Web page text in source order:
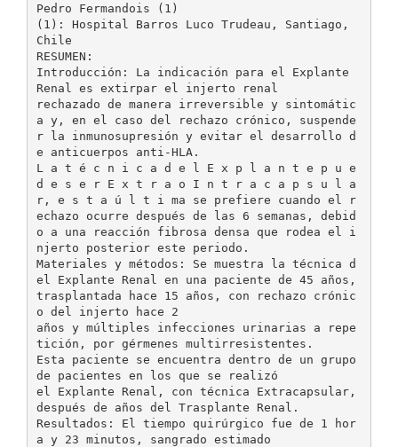
Pedro Fermandois (1)
(1): Hospital Barros Luco Trudeau, Santiago,
Chile
RESUMEN:
Introducción: La indicación para el Explante
Renal es extirpar el injerto renal
rechazado de manera irreversible y sintomátic
a y, en el caso del rechazo crónico, suspende
r la inmunosupresión y evitar el desarrollo d
e anticuerpos anti-HLA.
L a t é c n i c a d e l E x p l a n t e p u e
d e s e r E x t r a o I n t r a c a p s u l a
r, e s t a ú l t i ma se prefiere cuando el r
echazo ocurre después de las 6 semanas, debid
o a una reacción fibrosa densa que rodea el i
njerto posterior este periodo.
Materiales y métodos: Se muestra la técnica d
el Explante Renal en una paciente de 45 años,
trasplantada hace 15 años, con rechazo crónic
o del injerto hace 2
años y múltiples infecciones urinarias a repe
tición, por gérmenes multirresistentes.
Esta paciente se encuentra dentro de un grupo
de pacientes en los que se realizó
el Explante Renal, con técnica Extracapsular,
después de años del Trasplante Renal.
Resultados: El tiempo quirúrgico fue de 1 hor
a y 23 minutos, sangrado estimado